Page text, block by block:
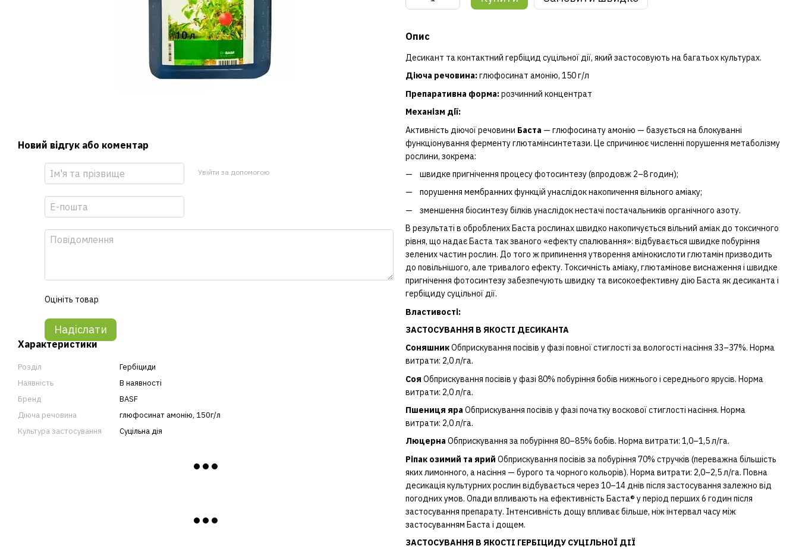
Новий відгук або коментар
Увійти за допомогою
Оцініть товар
Надіслати
Характеристики
Розділ
Гербіциди
Наявність
В наявності
Бренд
BASF
Діюча речовина
глюфосинат амонію, 150г/л
Культура застосування
Суцільна дія
Опис
Десикант та контактний гербіцид суцільної дії, який застосовують на багатьох культурах.
Діюча речовина:глюфосинат амонію, 150 г/л
Препаративна форма:розчинний концентрат
Механізм дії:
Активність діючої речовини Баста — глюфосинату амонію — базується на блокуванні
функціонування ферменту глютамінсинтетази. Це спричинює численні порушення метаболізму
рослини, зокрема:
швидке пригнічення процесу фотосинтезу (впродовж 2–8 годин);
порушення мембранних функцій унаслідок накопичення вільного аміаку;
зменшення біосинтезу білків унаслідок нестачі постачальників органічного азоту.
В результаті в оброблених Баста рослинах швидко накопичується вільний аміак до токсичного
рівня, що надає Баста так званого «ефекту спалювання»: відбувається швидке побуріння
зелених частин рослин. До того ж припинення утворення амінокислоти глютамін призводить
до повільнішого, але тривалого ефекту. Токсичність аміаку, глютамінове виснаження і швидке
пригнічення фотосинтезу забезпечують швидку та високоефективну дію Баста як десиканта і
гербіциду суцільної дії.
Властивості:
ЗАСТОСУВАННЯ В ЯКОСТІ ДЕСИКАНТА
СоняшникОбприскування посівів у фазі повної стиглості за вологості насіння 33–37%. Норма
витрати: 2,0 л/га.
Соя Обприскування посівів у фазі 80% побуріння бобів нижнього і середнього ярусів. Норма
витрати: 2,0 л/га.
Пшениця яра Обприскування посівів у фазі початку воскової стиглості насіння. Норма
витрати: 2,0 л/га.
Люцерна Обприскування за побуріння 80–85% бобів. Норма витрати: 1,0–1,5 л/га.
Ріпак озимий та ярий Обприскування посівів за побуріння 70% стручків (переважна більшість
яких лимонного, а насіння — бурого та чорного кольорів). Норма витрати: 2,0–2,5 л/га. Повна
десикація культурних рослин відбувається через 10–14 днів після застосування залежно від
погодних умов. Опади впливають на ефективність Баста® у період перших 6 годин після
застосування препарату. Інтенсивність дощу впливає більше, ніж інтервал часу між
застосуванням Баста і дощем.
ЗАСТОСУВАННЯ В ЯКОСТІ ГЕРБІЦИДУ СУЦІЛЬНОЇ ДІЇ